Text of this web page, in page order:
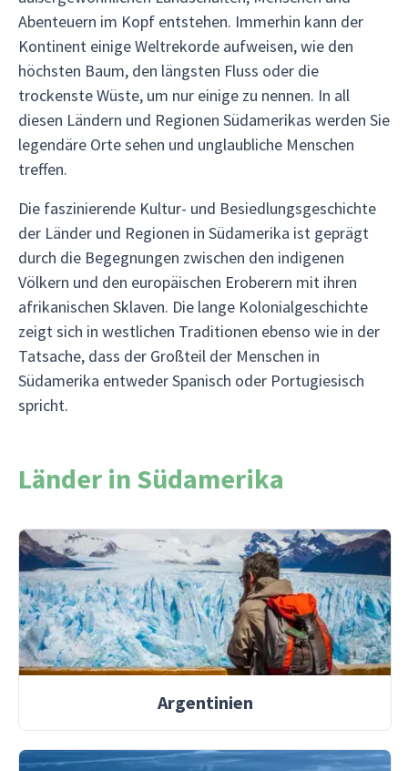
Abenteuern im Kopf entstehen. Immerhin kann der
Kontinent einige Weltrekorde aufweisen, wie den
höchsten Baum, den längsten Fluss oder die
trockenste Wüste, um nur einige zu nennen. In all
diesen Ländern und Regionen Südamerikas werden Sie
legendäre Orte sehen und unglaubliche Menschen
treffen.
Die faszinierende Kultur- und Besiedlungsgeschichte
der Länder und Regionen in Südamerika ist geprägt
durch die Begegnungen zwischen den indigenen
Völkern und den europäischen Eroberern mit ihren
afrikanischen Sklaven. Die lange Kolonialgeschichte
zeigt sich in westlichen Traditionen ebenso wie in der
Tatsache, dass der Großteil der Menschen in
Südamerika entweder Spanisch oder Portugiesisch
spricht.
Länder in Südamerika
Argentinien